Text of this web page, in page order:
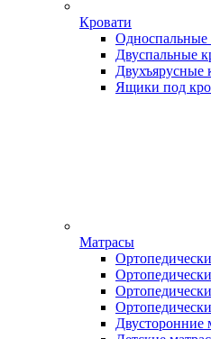
Кровати
Односпальные
Двуспальные
Двухъярусные
Ящики под
Матрасы
Двусторонние